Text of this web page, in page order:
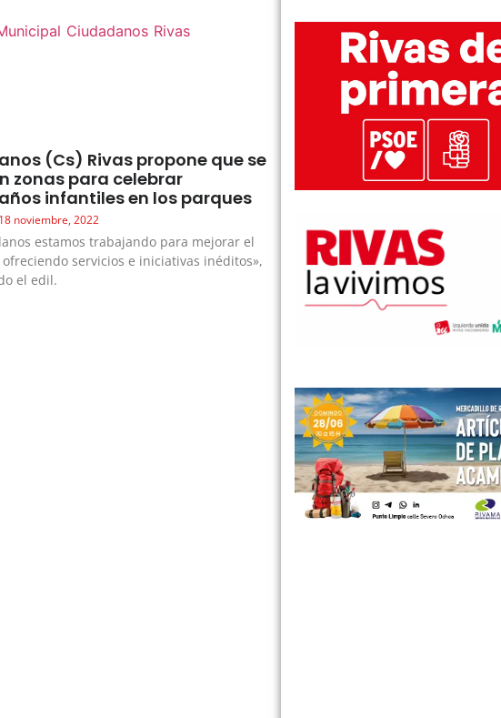
(Cs) Rivas propone que se
zonas para celebrar
infantiles en los parques
18 noviembre, 2022
estamos trabajando para mejorar el
servicios e iniciativas inéditos»,
el edil.